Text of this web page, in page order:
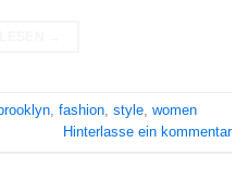
brooklyn fashion style women
Hinterlasse ein kommentar